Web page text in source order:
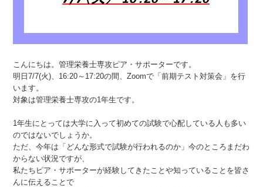
こんにちは。管理栄養士専攻ピア・サポーターです。
明日7/7(火)、16:20～17:20の間、Zoomで「前期テスト対策会」を行
います。
対象は管理栄養士専攻の1年生です。
1年生にとっては大学に入って初めての試験で心配している人も多い
のではないでしょうか。
ただ、今年は「どんな形式で試験が行われるのか」今のところまだわ
からない状況ですが、
私たちピア・サポーターが経験してきたことや知っていることを皆さ
んに伝えることで